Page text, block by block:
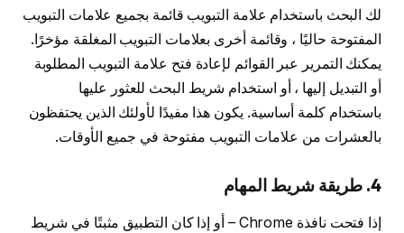
لك البحث باستخدام علامة التبويب قائمة بجميع علامات التبويب
المفتوحة حاليًا ، وقائمة أخرى بعلامات التبويب المغلقة مؤخرًا.
يمكنك التمرير عبر القوائم لإعادة فتح علامة التبويب المطلوبة
أو التبديل إليها ، أو استخدام شريط البحث للعثور عليها
باستخدام كلمة أساسية. يكون هذا مفيدًا لأولئك الذين يحتفظون
بالعشرات من علامات التبويب مفتوحة في جميع الأوقات.
4. طريقة شريط المهام
إذا فتحت نافذة Chrome – أو إذا كان التطبيق مثبتًا في شريط